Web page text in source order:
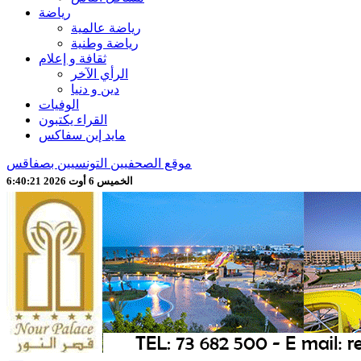
رياضة
رياضة عالمية
رياضة وطنية
ثقافة و إعلام
الرأي الآخر
دين و دنيا
الوفيات
القراء يكتبون
مايد إين سفاكس
موقع الصحفيين التونسيين بصفاقس
الخميس 6 أوت 2026 6:40:24